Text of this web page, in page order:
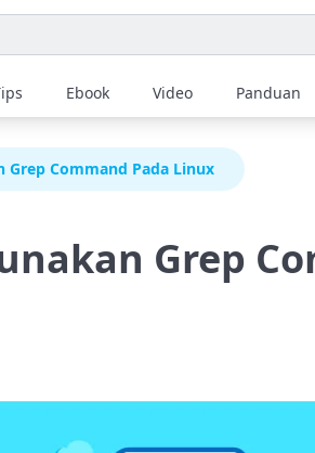
Ebook Video Panduan
Grep Command Pada Linux
Grep